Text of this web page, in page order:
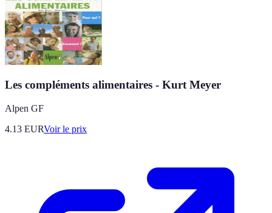
Les compléments alimentaires - Kurt Meyer
Alpen GF
4.13 EURVoir le prix